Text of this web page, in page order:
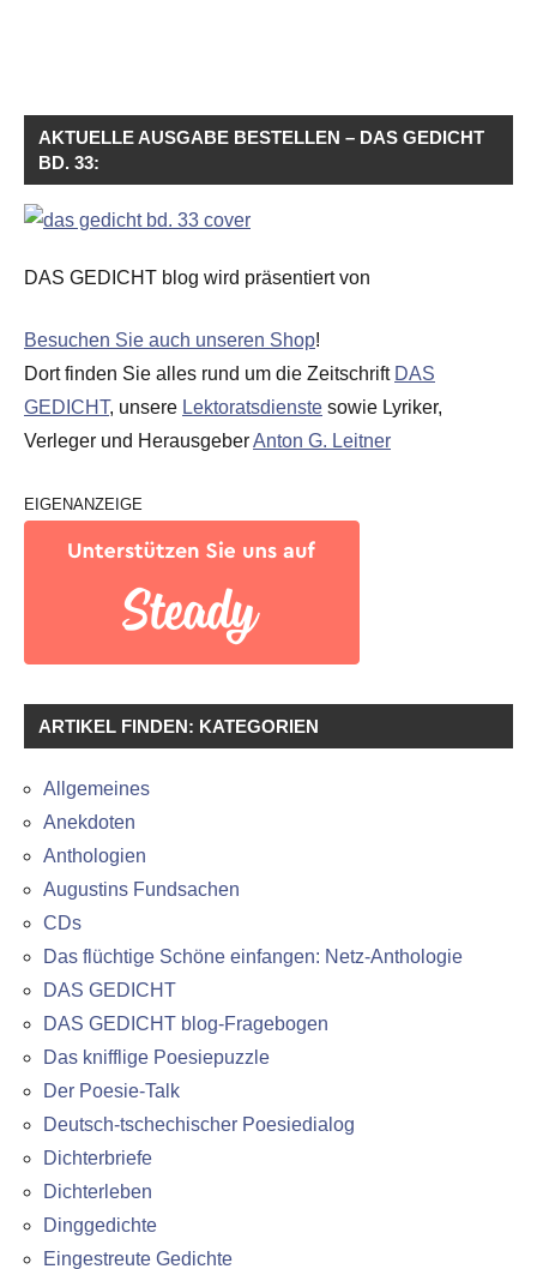
AKTUELLE AUSGABE BESTELLEN – DAS GEDICHT
BD. 33:
DAS GEDICHT blog wird präsentiert von
Besuchen Sie auch unseren Shop!
Dort finden Sie alles rund um die Zeitschrift DAS
GEDICHT, unsere Lektoratsdienste sowie Lyriker,
Verleger und HerausgeberAnton G. Leitner
EIGENANZEIGE
ARTIKEL FINDEN: KATEGORIEN
Allgemeines
Anekdoten
Anthologien
Augustins Fundsachen
CDs
Das flüchtige Schöne einfangen: Netz-Anthologie
DAS GEDICHT
DAS GEDICHT blog-Fragebogen
Das knifflige Poesiepuzzle
Der Poesie-Talk
Deutsch-tschechischer Poesiedialog
Dichterbriefe
Dichterleben
Dinggedichte
Eingestreute Gedichte